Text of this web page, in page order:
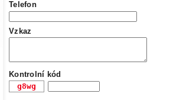
Telefon
Vzkaz
Kontrolní kód